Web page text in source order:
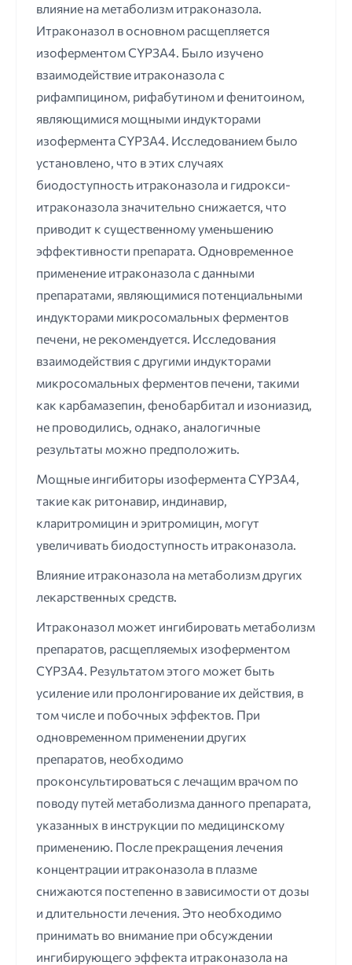
влияние на метаболизм итраконазола.
Итраконазол в основном расщепляется
изоферментом CYP3A4. Было изучено
взаимодействие итраконазола с
рифампицином, рифабутином и фенитоином,
являющимися мощными индукторами
изофермента CYP3A4. Исследованием было
установлено, что в этих случаях
биодоступность итраконазола и гидрокси-
итраконазола значительно снижается, что
приводит к существенному уменьшению
эффективности препарата. Одновременное
применение итраконазола с данными
препаратами, являющимися потенциальными
индукторами микросомальных ферментов
печени, не рекомендуется. Исследования
взаимодействия с другими индукторами
микросомальных ферментов печени, такими
как карбамазепин, фенобарбитал и изониазид,
не проводились, однако, аналогичные
результаты можно предположить.
Мощные ингибиторы изофермента CYP3A4,
такие как ритонавир, индинавир,
кларитромицин и эритромицин, могут
увеличивать биодоступность итраконазола.
Влияние итраконазола на метаболизм других
лекарственных средств.
Итраконазол может ингибировать метаболизм
препаратов, расщепляемых изоферментом
CYP3A4. Результатом этого может быть
усиление или пролонгирование их действия, в
том числе и побочных эффектов. При
одновременном применении других
препаратов, необходимо
проконсультироваться с лечащим врачом по
поводу путей метаболизма данного препарата,
указанных в инструкции по медицинскому
применению. После прекращения лечения
концентрации итраконазола в плазме
снижаются постепенно в зависимости от дозы
и длительности лечения. Это необходимо
принимать во внимание при обсуждении
ингибирующего эффекта итраконазола на